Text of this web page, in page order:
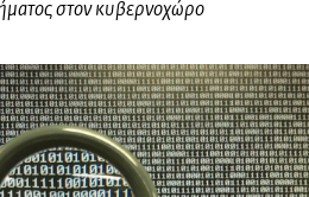
στον κυβερνοχώρο